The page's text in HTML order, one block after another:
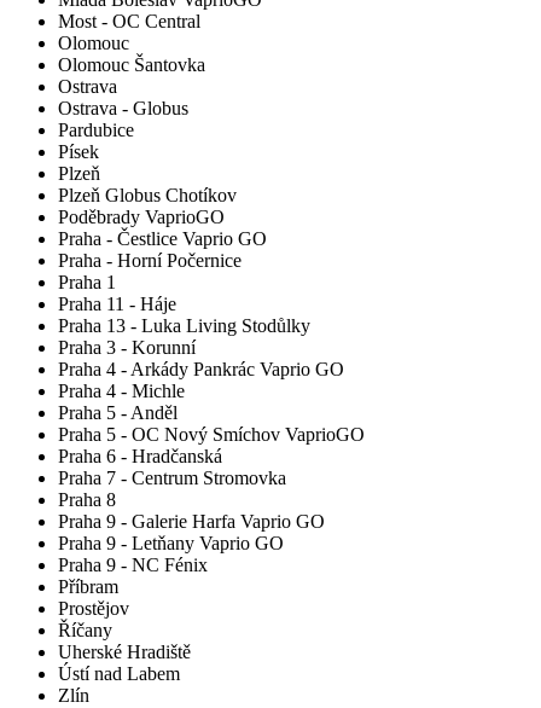
Most - OC Central
Olomouc
Olomouc Šantovka
Ostrava
Ostrava - Globus
Pardubice
Písek
Plzeň
Plzeň Globus Chotíkov
Poděbrady VaprioGO
Praha - Čestlice Vaprio GO
Praha - Horní Počernice
Praha 1
Praha 11 - Háje
Praha 13 - Luka Living Stodůlky
Praha 3 - Korunní
Praha 4 - Arkády Pankrác Vaprio GO
Praha 4 - Michle
Praha 5 - Anděl
Praha 5 - OC Nový Smíchov VaprioGO
Praha 6 - Hradčanská
Praha 7 - Centrum Stromovka
Praha 8
Praha 9 - Galerie Harfa Vaprio GO
Praha 9 - Letňany Vaprio GO
Praha 9 - NC Fénix
Příbram
Prostějov
Říčany
Uherské Hradiště
Ústí nad Labem
Zlín